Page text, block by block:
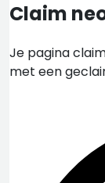
Claim
Je pagina
met een